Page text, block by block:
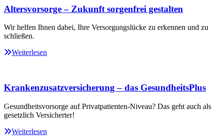
Altersvorsorge – Zukunft sorgenfrei gestalten
Wir helfen Ihnen dabei, Ihre Versorgungslücke zu erkennen und zu
schließen.
Weiterlesen
Krankenzusatzversicherung – das GesundheitsPlus
Gesundheitsvorsorge auf Privatpatienten-Niveau? Das geht auch als
gesetzlich Versicherter!
Weiterlesen